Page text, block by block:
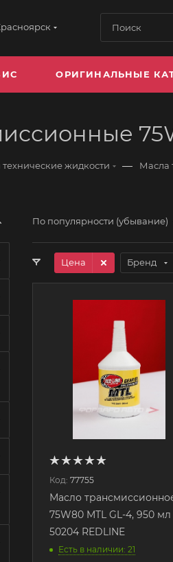
ОРИГИНАЛЬНЫЕ
жидкости — Масла
По популярности (убывание)
Цена Бренд
Код: 77755
Масло
75W80 MTL GL-4, 950 мл
50204 REDLINE
Есть в наличии: 21